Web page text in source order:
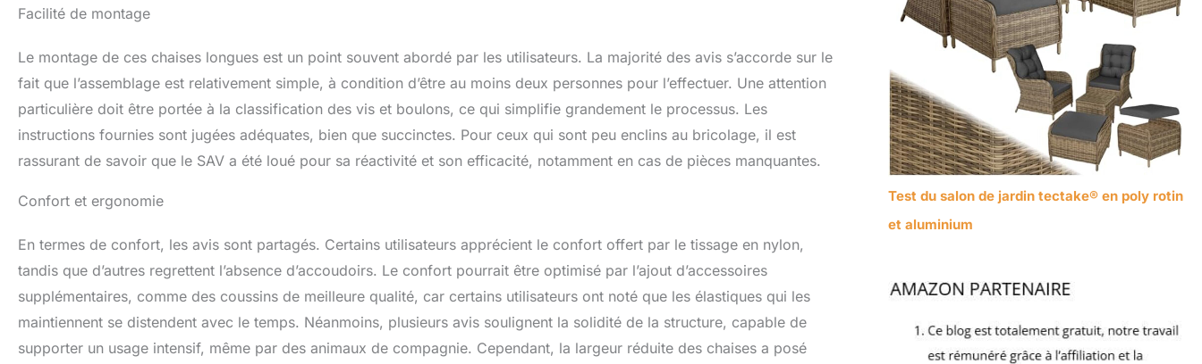
Facilité de montage
Le montage de ces chaises longues est un point souvent abordé par les utilisateurs. La majorité des avis s’accorde sur le
fait que l’assemblage est relativement simple, à condition d’être au moins deux personnes pour l’effectuer. Une attention
particulière doit être portée à la classification des vis et boulons, ce qui simplifie grandement le processus. Les
instructions fournies sont jugées adéquates, bien que succinctes. Pour ceux qui sont peu enclins au bricolage, il est
rassurant de savoir que le SAV a été loué pour sa réactivité et son efficacité, notamment en cas de pièces manquantes.
Confort et ergonomie
En termes de confort, les avis sont partagés. Certains utilisateurs apprécient le confort offert par le tissage en nylon,
tandis que d’autres regrettent l’absence d’accoudoirs. Le confort pourrait être optimisé par l’ajout d’accessoires
supplémentaires, comme des coussins de meilleure qualité, car certains utilisateurs ont noté que les élastiques qui les
maintiennent se distendent avec le temps. Néanmoins, plusieurs avis soulignent la solidité de la structure, capable de
supporter un usage intensif, même par des animaux de compagnie. Cependant, la largeur réduite des chaises a posé
Test du salon de jardin tectake® en poly rotin
et aluminium